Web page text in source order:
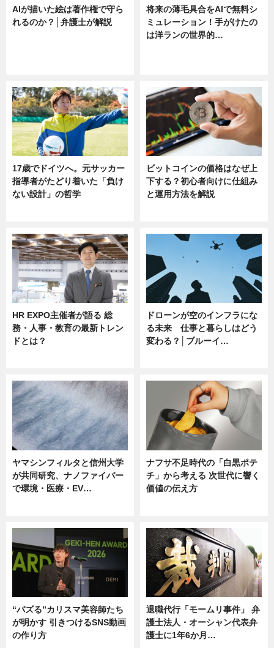
AIが描いた絵は著作権で守ら
れるのか？│弁護士が解説
将来の薄毛具合をAIで無料シ
ミュレーション！手がけたの
は洋ランの世界的…
17歳でドイツへ。元サッカー
指導者がたどり着いた「負け
ない設計」の哲学
ビットコインの価格はなぜ上
下する？初心者向けに仕組み
と運用方法を解説
HR EXPO主催者が語る 総
務・人事・教育の最新トレン
ドとは？
ドローンが空のインフラにな
る未来 仕事と暮らしはどう
変わる？│ブルーイ…
ヤマシンフィルタと信州大学
が共同研究、ナノファイバー
で環境・医療・EV…
ナフサ不足時代の「白黒ポテ
チ」から考える 次世代に響く
価値の伝え方
“バズる”カリスマ美容師たち
が明かす 引きつけるSNS動画
の作り方
退職代行「モームリ事件」 弁
護士法人・オーシャン代表弁
護士に1年6か月…